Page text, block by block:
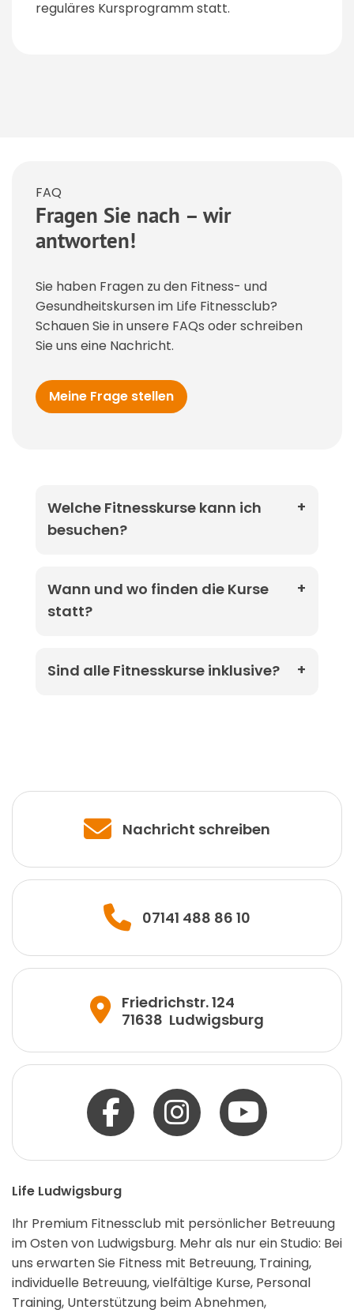
reguläres Kursprogramm statt.
Fragen Sie nach – wir
antworten!
FAQ
Sie haben Fragen zu den Fitness- und
Gesundheitskursen im Life Fitnessclub?
Schauen Sie in unsere FAQs oder schreiben
Sie uns eine Nachricht.
Meine Frage stellen
Welche Fitnesskurse kann ich
besuchen?
Wann und wo finden die Kurse
statt?
Sind alle Fitnesskurse inklusive?
Nachricht schreiben
07141 488 86 10
Friedrichstr. 124
71638 Ludwigsburg
Life Ludwigsburg
Ihr Premium Fitnessclub mit persönlicher Betreuung
im Osten von Ludwigsburg. Mehr als nur ein Studio: Bei
uns erwarten Sie Fitness mit Betreuung, Training,
individuelle Betreuung, vielfältige Kurse, Personal
Training, Unterstützung beim Abnehmen,